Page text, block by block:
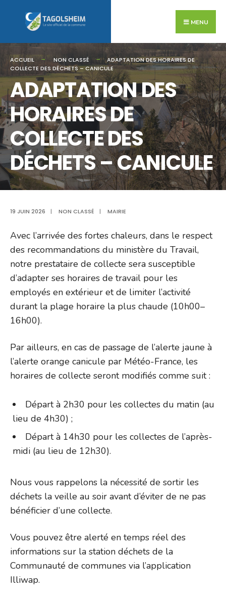
MENU
ACCUEIL NON CLASSÉ
ADAPTATION DES HORAIRES DE
COLLECTE DES DÉCHETS – CANICULE
ADAPTATION DES
HORAIRES DE
COLLECTE DES
DÉCHETS – CANICULE
19 JUIN 2026 | NON CLASSÉ | MAIRIE
Avec l’arrivée des fortes chaleurs, dans le respect
des recommandations du ministère du Travail,
notre prestataire de collecte sera susceptible
d’adapter ses horaires de travail pour les
employés en extérieur et de limiter l’activité
durant la plage horaire la plus chaude (10h00–
16h00).
Par ailleurs, en cas de passage de l’alerte jaune à
l’alerte orange canicule par Météo-France, les
horaires de collecte seront modifiés comme suit :
Départ à 2h30 pour les collectes du matin (au
lieu de 4h30) ;
Départ à 14h30 pour les collectes de l’après-
midi (au lieu de 12h30).
Nous vous rappelons la nécessité de sortir les
déchets la veille au soir avant d’éviter de ne pas
bénéficier d’une collecte.
Vous pouvez être alerté en temps réel des
informations sur la station déchets de la
Communauté de communes via l’application
Illiwap.
for: